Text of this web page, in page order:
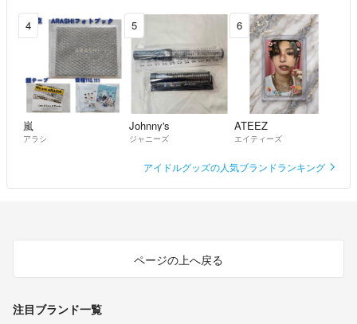
4
嵐
アラシ
5
Johnny's
ジャニーズ
6
ATEEZ
エイティーズ
アイドルグッズの人気ブランドランキング
ページの上へ戻る
注目ブランド一覧